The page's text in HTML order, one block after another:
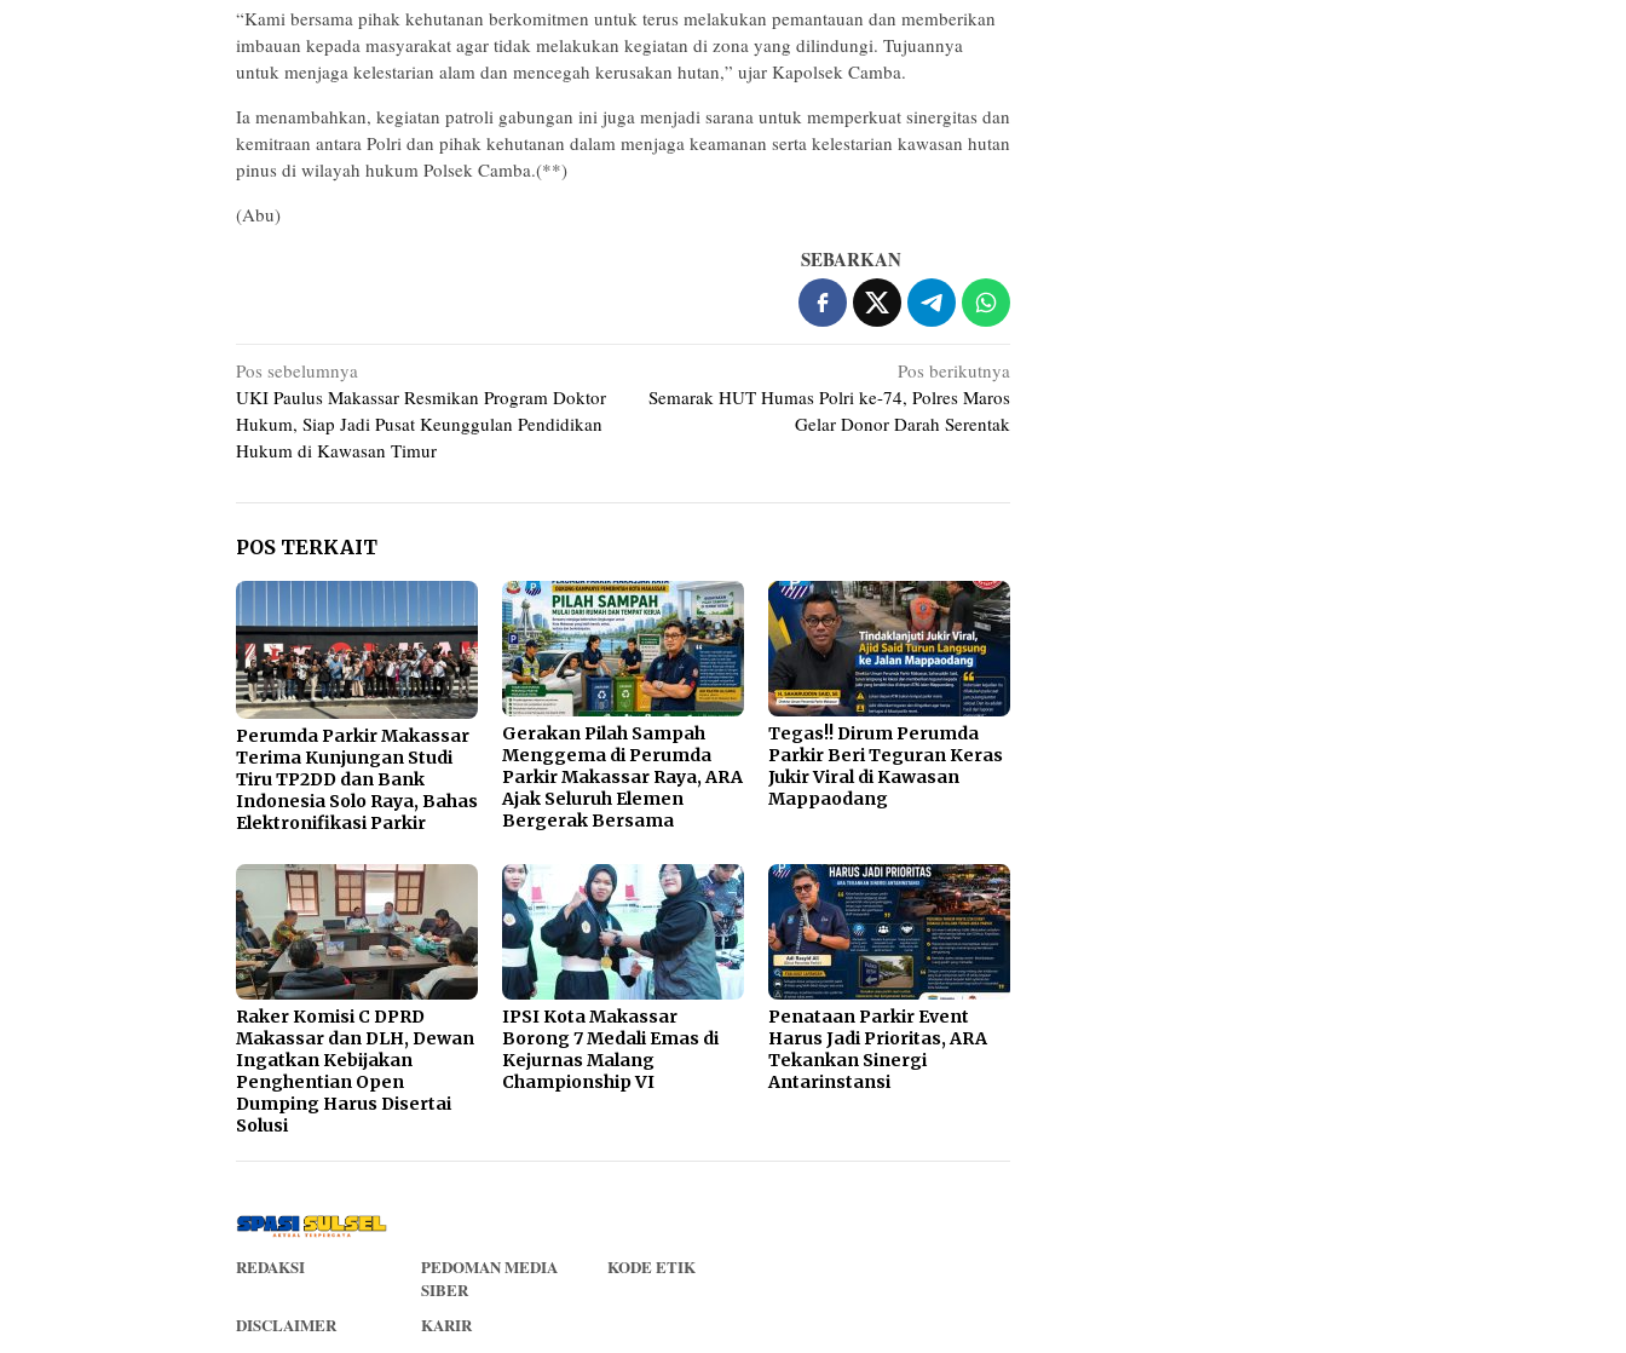
“Kami bersama pihak kehutanan berkomitmen untuk terus melakukan pemantauan dan memberikan
imbauan kepada masyarakat agar tidak melakukan kegiatan di zona yang dilindungi. Tujuannya
untuk menjaga kelestarian alam dan mencegah kerusakan hutan,” ujar Kapolsek Camba.
Ia menambahkan, kegiatan patroli gabungan ini juga menjadi sarana untuk memperkuat sinergitas dan
kemitraan antara Polri dan pihak kehutanan dalam menjaga keamanan serta kelestarian kawasan hutan
pinus di wilayah hukum Polsek Camba.(**)
(Abu)
SEBARKAN
Navigasi
pos
Pos sebelumnya
UKI Paulus Makassar Resmikan Program Doktor
Hukum, Siap Jadi Pusat Keunggulan Pendidikan
Hukum di Kawasan Timur
Pos berikutnya
Semarak HUT Humas Polri ke-74, Polres Maros
Gelar Donor Darah Serentak
POS TERKAIT
Perumda Parkir Makassar
Terima Kunjungan Studi
Tiru TP2DD dan Bank
Indonesia Solo Raya, Bahas
Elektronifikasi Parkir
Gerakan Pilah Sampah
Menggema di Perumda
Parkir Makassar Raya, ARA
Ajak Seluruh Elemen
Bergerak Bersama
Tegas!! Dirum Perumda
Parkir Beri Teguran Keras
Jukir Viral di Kawasan
Mappaodang
Raker Komisi C DPRD
Makassar dan DLH, Dewan
Ingatkan Kebijakan
Penghentian Open
Dumping Harus Disertai
Solusi
IPSI Kota Makassar
Borong 7 Medali Emas di
Kejurnas Malang
Championship VI
Penataan Parkir Event
Harus Jadi Prioritas, ARA
Tekankan Sinergi
Antarinstansi
REDAKSI
PEDOMAN MEDIA
SIBER
KODE ETIK
DISCLAIMER KARIR